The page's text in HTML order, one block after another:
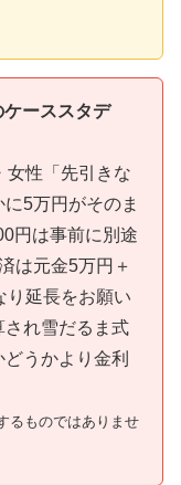
ーススタデ
女性「先引きな
5万円がそのま
円は事前に別途
は元金5万円＋
り延長をお願い
され雪だるま式
うかより金利
るものではありませ